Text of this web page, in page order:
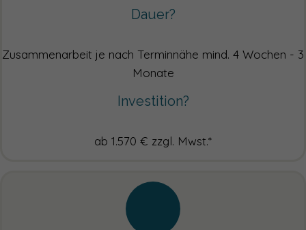
Dauer?
Zusammenarbeit je nach Terminnähe mind. 4 Wochen - 3
Monate
Investition?
ab 1.570 € zzgl. Mwst.*